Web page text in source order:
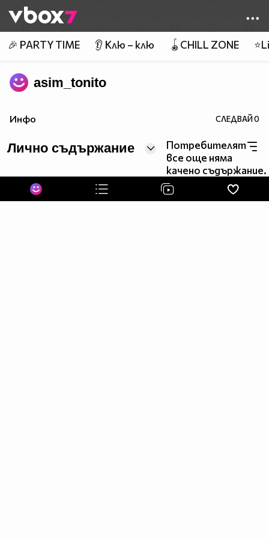
👾
🎉 PARTY TIME 👂 Клю – клю 🪀CHILL ZONE
asim_tonito
Инфо СЛЕДВАЙ0
Лично съдържание
Потребителят
все още няма
качено съдържание.